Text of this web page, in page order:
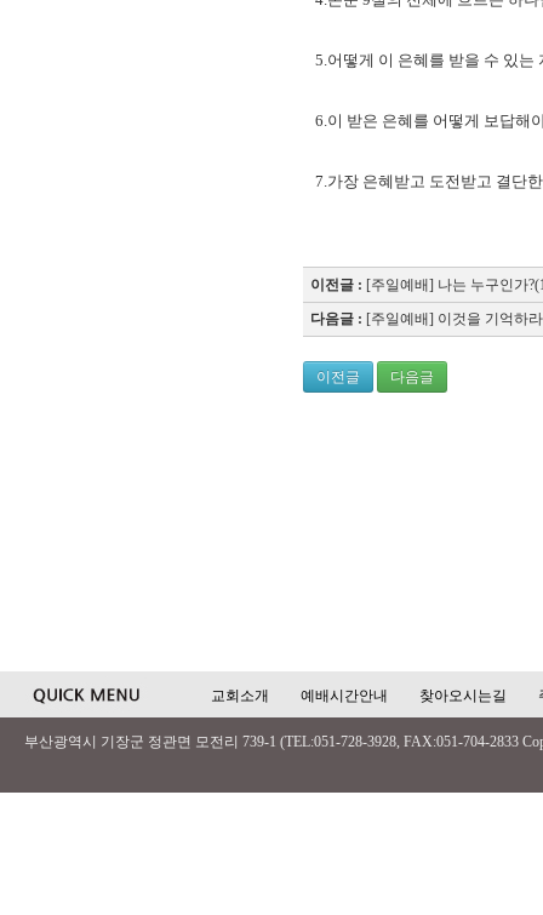
5.어떻게 이 은혜를 받을 수 있는
6.이 받은 은혜를 어떻게 보답해
7.가장 은혜받고 도전받고 결단
이전글 : [주일예배] 나는 누구인가
다음글 : [주일예배] 이것을 기억하
이전글 다음글
교회소개 예배시간안내 찾아오시는길
부산광역시 기장군 정관면 모전리 739-1 (TEL:051-728-3928, FAX:051-704-2833